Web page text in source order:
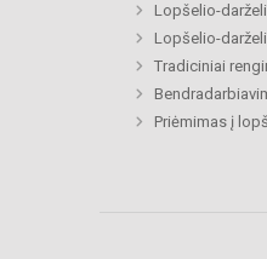
Lopšelio-
Lopšelio-
Tradiciniai
Priėmimas į